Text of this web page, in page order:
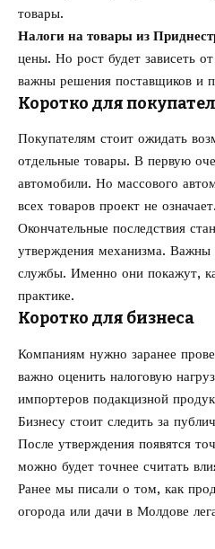
товары.
Налоги на товары из
цены. Но рост будет зависеть
важны решения поставщиков и
Коротко для
Покупателям стоит ожидать
отдельные товары. В первую
автомобили. Но массового
всех товаров проект не означает.
Окончательные последствия
утверждения механизма.
службы. Именно они покажут,
практике.
Коротко для бизнеса
Компаниям нужно заранее
важно оценить налоговую
импортеров подакцизной
Бизнесу стоит следить за
После утверждения появятся
можно будет точнее считать
Ранее мы писали о том, как
огорода или дачи в Молдове